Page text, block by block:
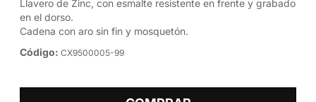
Llavero de Zinc, con esmalte resistente en frente y grabado
en el dorso.
Cadena con aro sin fin y mosquetón.
Código: CX9500005-99